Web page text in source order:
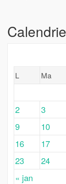
L
Ma
« jan
2
3
9
10
16
17
23
24